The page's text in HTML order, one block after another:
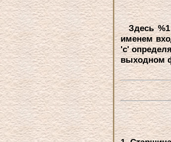
Здесь %1
именем
'с'
выходном